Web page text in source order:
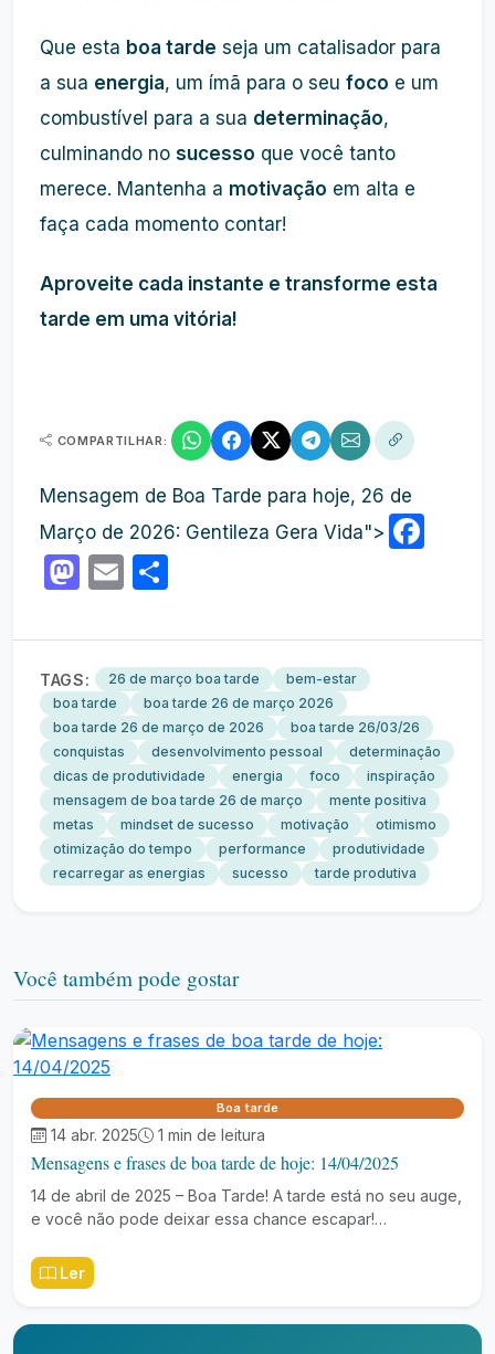
Que esta boa tarde seja um catalisador para
a sua energia, um ímã para o seu foco e um
combustível para a sua determinação,
culminando no sucesso que você tanto
merece. Mantenha a motivação em alta e
faça cada momento contar!
Aproveite cada instante e transforme esta
tarde em uma vitória!
COMPARTILHAR:
Mensagem de Boa Tarde para hoje, 26 de
Março de 2026: Gentileza Gera Vida">
Mastodon
Email
TAGS: 26 de março boa tarde
bem-estar
boa tarde
boa tarde 26 de março 2026
boa tarde 26 de março de 2026
boa tarde 26/03/26
conquistas
desenvolvimento pessoal
determinação
dicas de produtividade
energia foco
inspiração
mensagem de boa tarde 26 de março
mente positiva
metas
mindset de sucesso motivação
otimismo
otimização do tempo
performance
produtividade
recarregar as energias
sucesso tarde produtiva
Você também pode gostar
Boa tarde
14 abr. 2025 1 min de leitura
Mensagens e frases de boa tarde de hoje: 14/04/2025
14 de abril de 2025 – Boa Tarde! A tarde está no seu auge,
e você não pode deixar essa chance escapar!…
Ler